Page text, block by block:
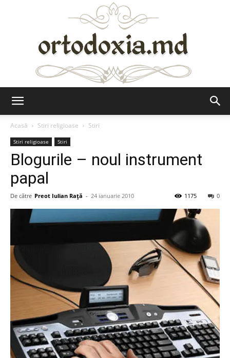
Acasă
Stiri religioase Stiri
Stiri religioase Stiri
Blogurile – noul instrument
papal
De către Preot Iulian Raţă - 24 ianuarie 2010 0
1175